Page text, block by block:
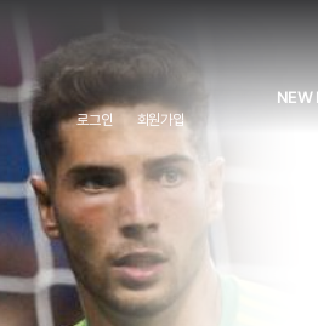
다른 사람 아닌가
졌나
들어와서 스피드가 그게 모냐
내놔라
라코스타"}
NEW
로그인 회원가입